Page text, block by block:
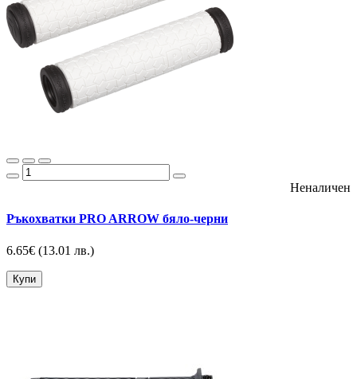
Неналичен
Ръкохватки PRO ARROW бяло-черни
6.65€ (13.01 лв.)
Купи